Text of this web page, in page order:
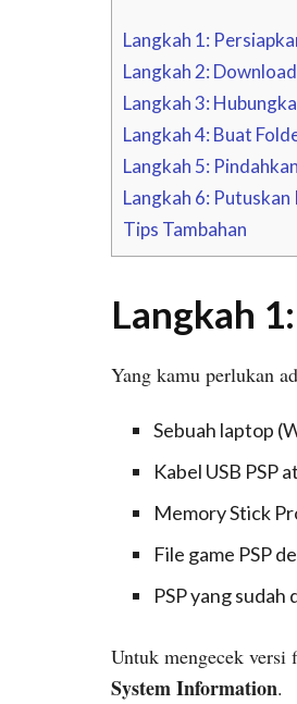
Langkah 1:
Langkah 2:
Langkah 3:
Langkah 4: Buat
Langkah 5:
Langkah 6:
Tips Tambahan
Langkah
Yang kamu perlukan
Sebuah laptop
Kabel USB PSP
Memory Stick
File game PSP
PSP yang sudah
Untuk mengecek versi
System Information.